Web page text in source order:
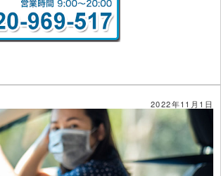
2022年11月1日